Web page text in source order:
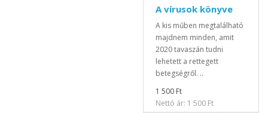
A vírusok könyve
A kis műben megtalálható
majdnem minden, amit
2020 tavaszán tudni
lehetett a rettegett
betegségről. ..
1 500 Ft
Nettó ár: 1 500 Ft